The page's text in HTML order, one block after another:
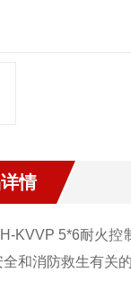
情
5*6耐火控制
全和消防救生有关